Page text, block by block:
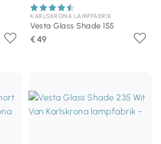
KARLSKRONA LAMPFABRIK
Vesta Glass Shade 155
€ 49